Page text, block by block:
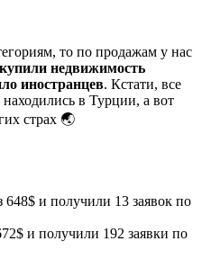
то по продажам у нас
недвижимость
иностранцев. Кстати, все
в Турции, а вот
страх 🌏
и получили 13 заявок по
и получили 192 заявки по